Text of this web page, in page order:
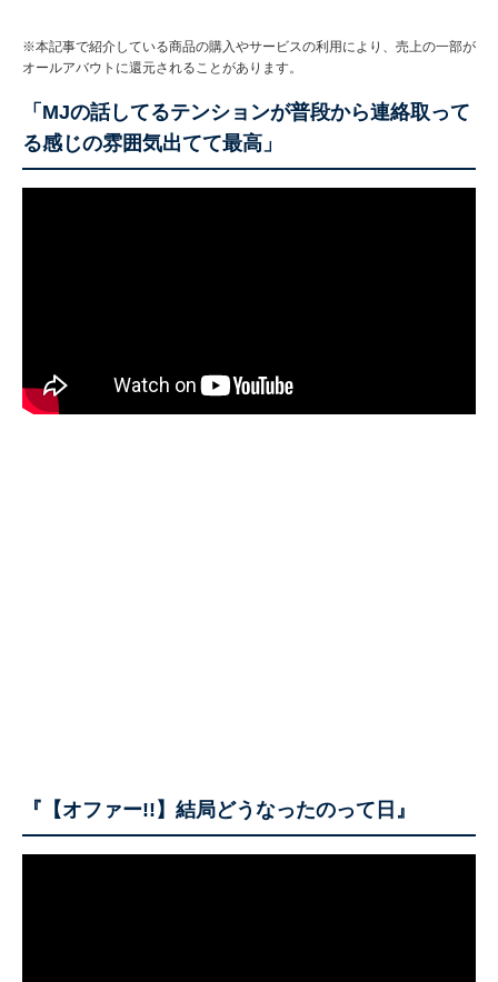
※本記事で紹介している商品の購入やサービスの利用により、売上の一部が
オールアバウトに還元されることがあります。
「MJの話してるテンションが普段から連絡取って
る感じの雰囲気出てて最高」
『【オファー!!】結局どうなったのって日』